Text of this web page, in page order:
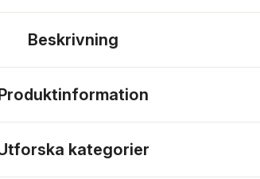
Beskrivning
kategorier